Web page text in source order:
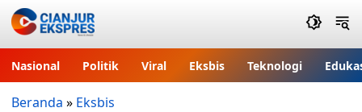
Nasional Politik Viral Eksbis Teknologi
Beranda » Eksbis